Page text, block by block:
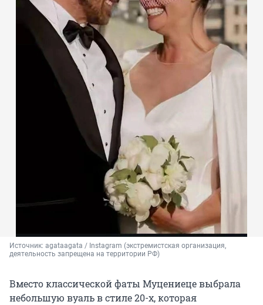
Источник: agataagata / Instagram (экстремистская организация,
деятельность запрещена на территории РФ)
Вместо классической фаты Муцениеце выбрала
небольшую вуаль в стиле 20-х, которая